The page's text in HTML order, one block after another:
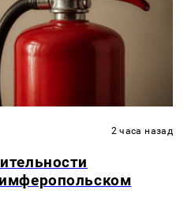
2 часа назад